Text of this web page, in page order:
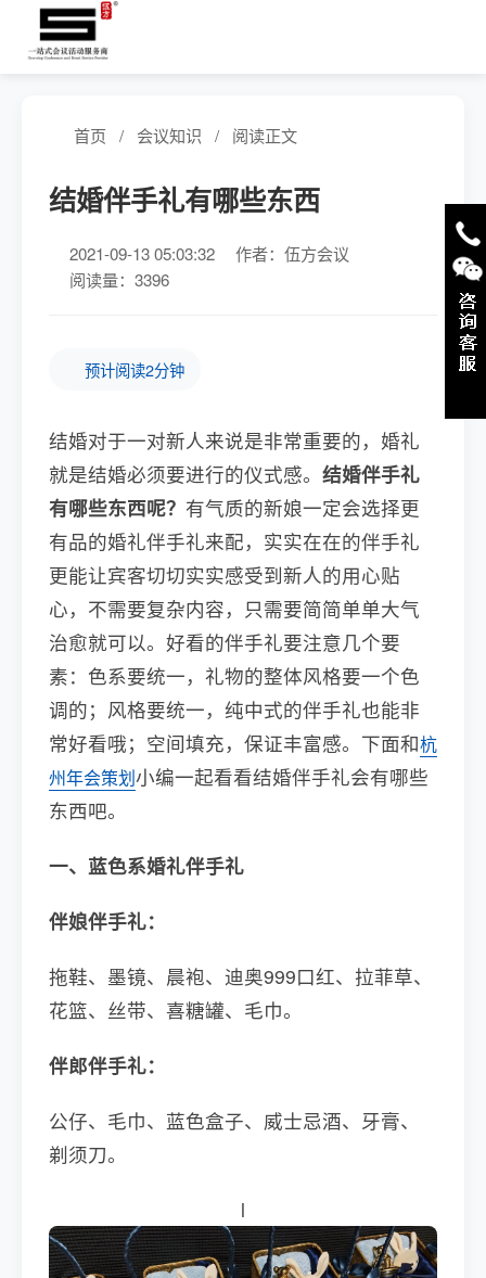
首页 / 会议知识 / 阅读正文
结婚伴手礼有哪些东西
2021-09-13 05:03:32
作者：伍方会议
阅读量：3396
预计阅读2分钟
结婚对于一对新人来说是非常重要的，婚礼
就是结婚必须要进行的仪式感。 结婚伴手礼
有哪些东西呢？ 有气质的新娘一定会选择更
有品的婚礼伴手礼来配，实实在在的伴手礼
更能让宾客切切实实感受到新人的用心贴
心，不需要复杂内容，只需要简简单单大气
治愈就可以。好看的伴手礼要注意几个要
素：色系要统一，礼物的整体风格要一个色
调的；风格要统一，纯中式的伴手礼也能非
常好看哦；空间填充，保证丰富感。下面和杭
州年会策划小编一起看看结婚伴手礼会有哪些
东西吧。
一、蓝色系婚礼伴手礼
伴娘伴手礼：
拖鞋、墨镜、晨袍、迪奥999口红、拉菲草、
花篮、丝带、喜糖罐、毛巾。
伴郎伴手礼：
公仔、毛巾、蓝色盒子、威士忌酒、牙膏、
剃须刀。
l